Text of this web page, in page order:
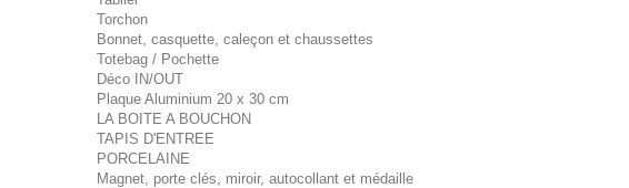
Torchon
Bonnet, casquette, caleçon et chaussettes
Totebag / Pochette
Déco IN/OUT
Plaque Aluminium 20 x 30 cm
LA BOITE A BOUCHON
TAPIS D'ENTREE
PORCELAINE
Magnet, porte clés, miroir, autocollant et médaille